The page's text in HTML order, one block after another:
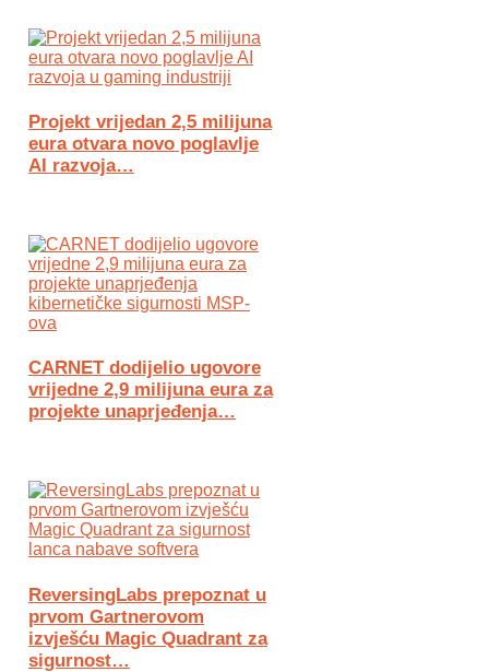
Projekt vrijedan 2,5 milijuna
eura otvara novo poglavlje
AI razvoja…
CARNET dodijelio ugovore
vrijedne 2,9 milijuna eura za
projekte unaprjeđenja…
ReversingLabs prepoznat u
prvom Gartnerovom
izvješću Magic Quadrant za
sigurnost…